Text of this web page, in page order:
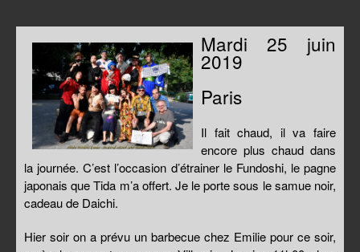
Mardi 25 juin
2019
Paris
Il fait chaud, il va faire
encore plus chaud dans
la journée. C’est l’occasion d’étrainer le Fundoshi, le pagne
japonais que Tida m’a offert. Je le porte sous le samue noir,
cadeau de Daichi.
Hier soir on a prévu un barbecue chez Emilie pour ce soir,